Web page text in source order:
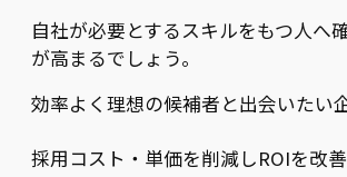
自社が必要とするスキルをもつ人へ
が高まるでしょう。
効率よく理想の候補者と出会いたい
採用コスト・単価を削減しROIを改